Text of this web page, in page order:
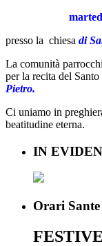
martedì 20
presso la chiesa di
La comunità
per la recita del
Pietro.
Ci uniamo in
beatitudine eterna.
IN
Orari Sante
FESTIVE